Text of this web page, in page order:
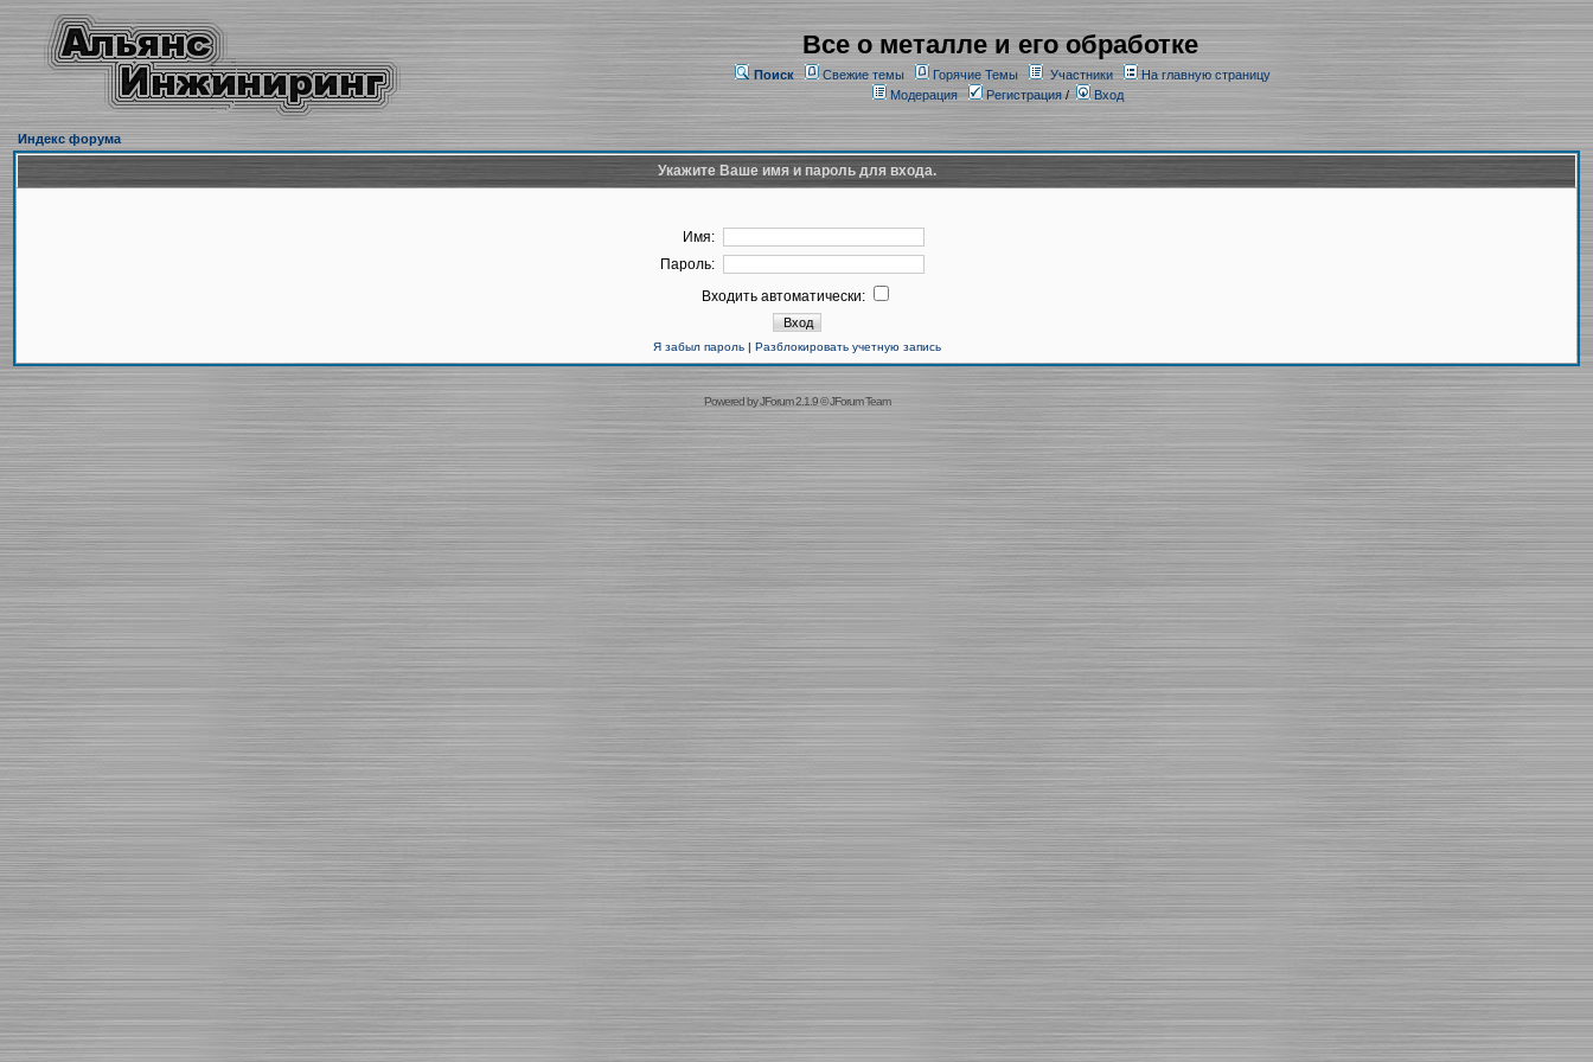
Все о металле и его обработке
Поиск Свежие темы Горячие Темы Участники
На главную страницу
Модерация
Регистрация/ Вход
Индекс форума
Укажите Ваше имя и пароль для входа.
Имя:
Пароль:
Входить автоматически:
Я забыл пароль| Разблокировать учетную запись
Powered byJForum 2.1.9©JForum Team